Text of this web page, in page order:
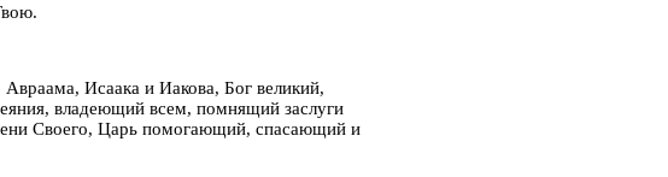
Исаака и Иакова, Бог великий,
владеющий всем, помнящий заслуги
Своего, Царь помогающий, спасающий и